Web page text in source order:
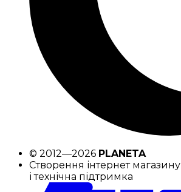
© 2012—2026 PLANETA
Створення інтернет магазину
і технічна підтримка